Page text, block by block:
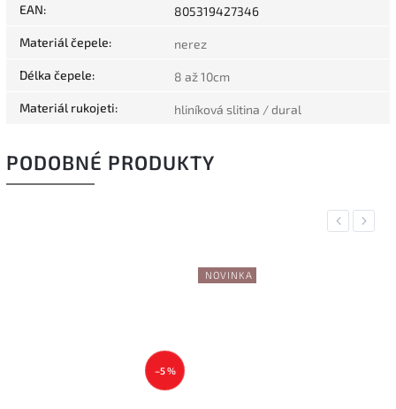
EAN: 805319427346
Materiál čepele: nerez
Délka čepele: 8 až 10cm
Materiál rukojeti: hliníková slitina / dural
PODOBNÉ PRODUKTY
Previous
–5 %
NOVINKA
Next